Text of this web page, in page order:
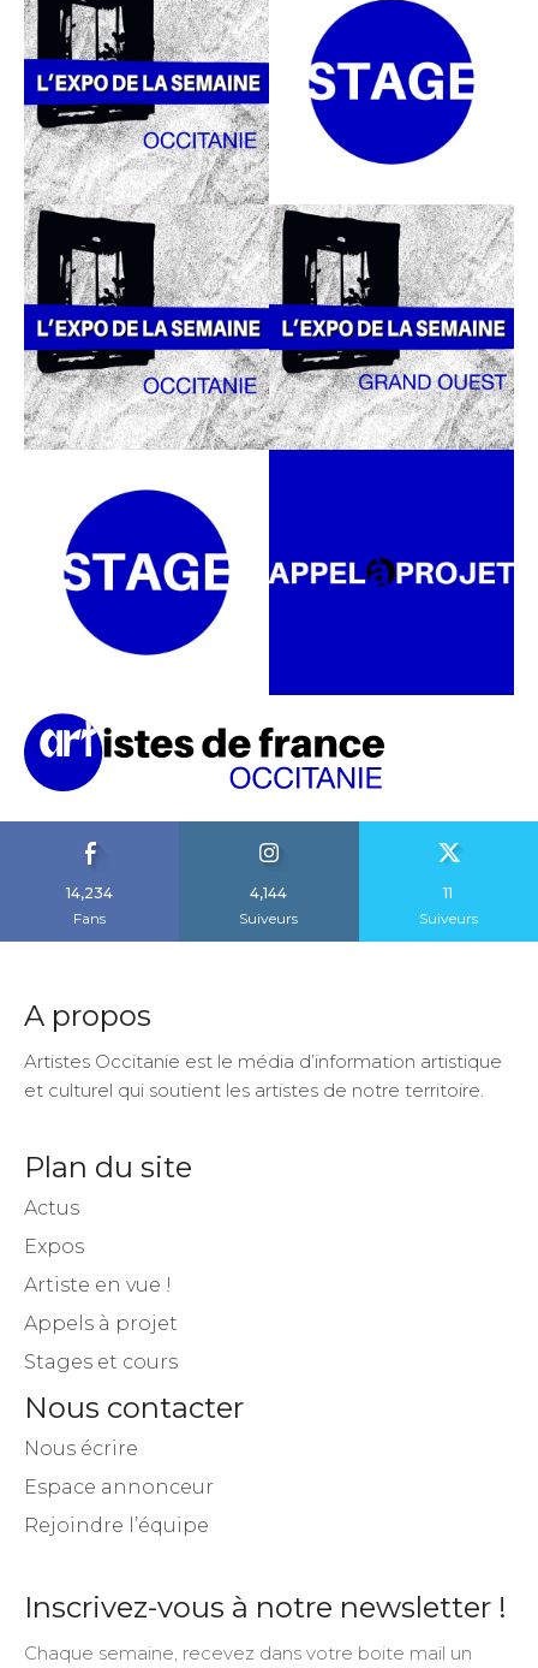
14,234
Fans
4,144
Suiveurs
11
Suiveurs
A propos
Artistes Occitanie est le média d’information artistique
et culturel qui soutient les artistes de notre territoire.
Plan du site
Actus
Expos
Artiste en vue !
Appels à projet
Stages et cours
Nous contacter
Nous écrire
Espace annonceur
Rejoindre l’équipe
Inscrivez-vous à notre newsletter !
Chaque semaine, recevez dans votre boite mail un